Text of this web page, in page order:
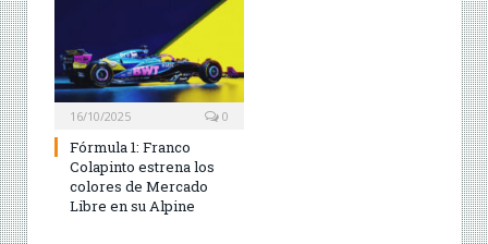
16/10/2025 0
Fórmula 1: Franco
Colapinto estrena los
colores de Mercado
Libre en su Alpine